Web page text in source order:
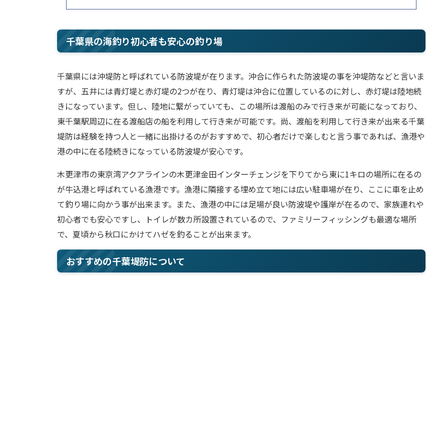
千葉県の海釣り初心者も安心の釣り場
千葉県には沖堤防と呼ばれている防波堤が在ります。沖合に作られた防波堤の事を沖堤防などと言いま
すが、五井には青灯堤と赤灯堤の2つが在り、青灯堤は沖合に位置しているのに対し、赤灯堤は陸地続
きになっています。但し、陸地に繋がっていても、この場所は渡船のみで行き来が可能になっており、
東千葉駅周辺に在る渡船店の船を利用して行き来が可能です。尚、渡船を利用して行き来が出来る千葉
堤防は経験を持つ人と一緒に出掛けるのがおすすめで、初心者だけで楽しむと言う事であれば、漁港や
港の中に在る陸続きになっている防波堤が安心です。
木更津市の東京湾アクアラインの木更津金田インターチェンジを下りてから東に1キロの場所に在るの
が牛込港と呼ばれている漁港です。漁港に隣接する埋め立て地には広い駐車場が在り、ここに車を止め
て釣り場に向かう事が出来ます。また、漁港の中には足場が良い防波堤や護岸が在るので、家族連れや
初心者でも安心ですし、トイレが数カ所設置されているので、ファミリーフィッシングも最適な場所
で、夏頃から秋口にかけてハゼを釣ることが出来ます。
おすすめの千葉堤防について